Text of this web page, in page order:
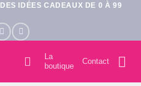
IDÉES CADEAUX DE 0 À 99
La
boutique
Contact